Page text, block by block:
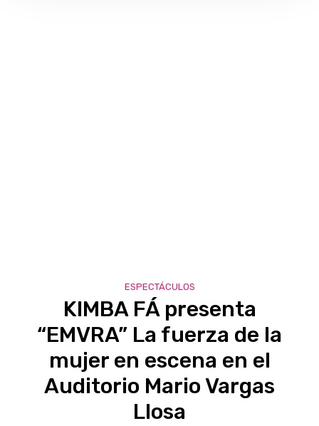
ESPECTÁCULOS
KIMBA FÁ presenta
“EMVRA” La fuerza de la
mujer en escena en el
Auditorio Mario Vargas
Llosa